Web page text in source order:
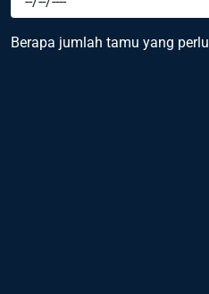
Berapa jumlah tamu yang